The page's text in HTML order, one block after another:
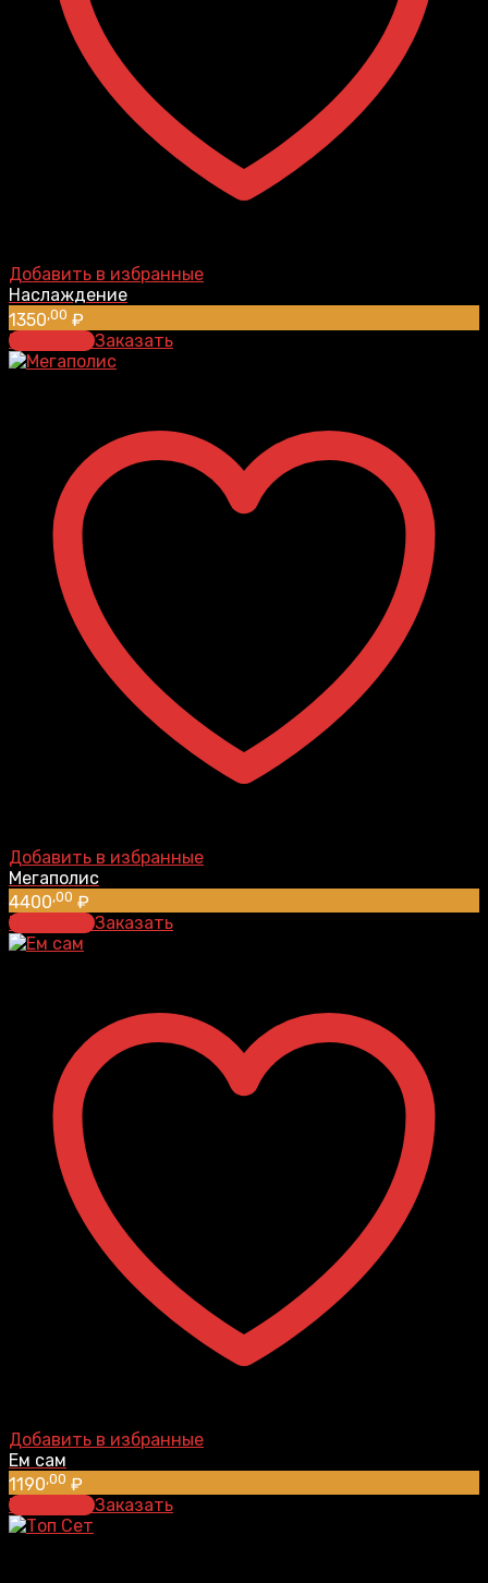
Добавить в избранные
Наслаждение
1350,00 ₽
В корзинуЗаказать
Добавить в избранные
Мегаполис
4400,00 ₽
В корзинуЗаказать
Добавить в избранные
Ем сам
1190,00 ₽
В корзинуЗаказать